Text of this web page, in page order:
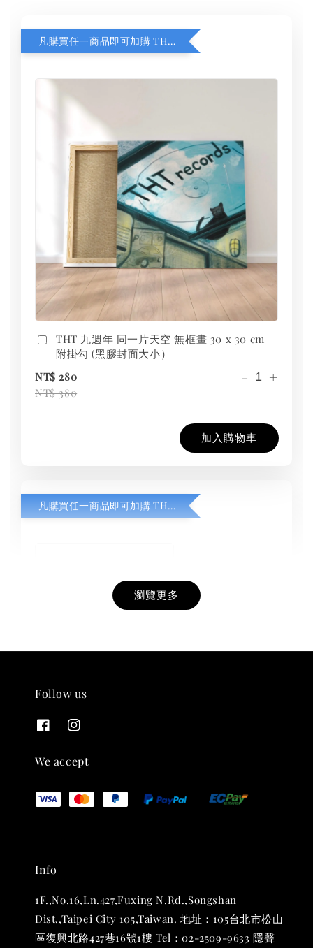
凡購買任一商品即可加購 THT 九週年 同一片天空 無框畫 30 x 30 cm 附掛勾 (黑膠封面大小）
THT 九週年 同一片天空 無框畫 30 x 30 cm
附掛勾 (黑膠封面大小）
NT$ 280
NT$ 380
- +
加入購物車
凡購買任一商品即可加購 THT 九週年紀念 T-shirt
THT 九週年紀念 T-shirt
NT$ 880
加入購物車
瀏覽更多
Follow us
We accept
Info
1F.,No.16,Ln.427,Fuxing N.Rd.,Songshan
Dist.,Taipei City 105,Taiwan. 地址：105台北市松山
區復興北路427巷16號1樓 Tel：02-2509-9633 隱聲